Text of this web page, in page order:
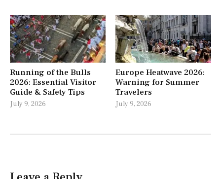
Running of the Bulls
2026: Essential Visitor
Guide & Safety Tips
July 9, 2026
Europe Heatwave 2026:
Warning for Summer
Travelers
July 9, 2026